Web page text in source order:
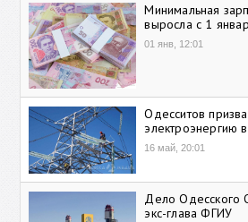
Минимальная
выросла с 1
01 янв, 12:01
Одесситов
электроэнергию
16 май, 20:01
Дело Одесского
экс-глава ФГИУ